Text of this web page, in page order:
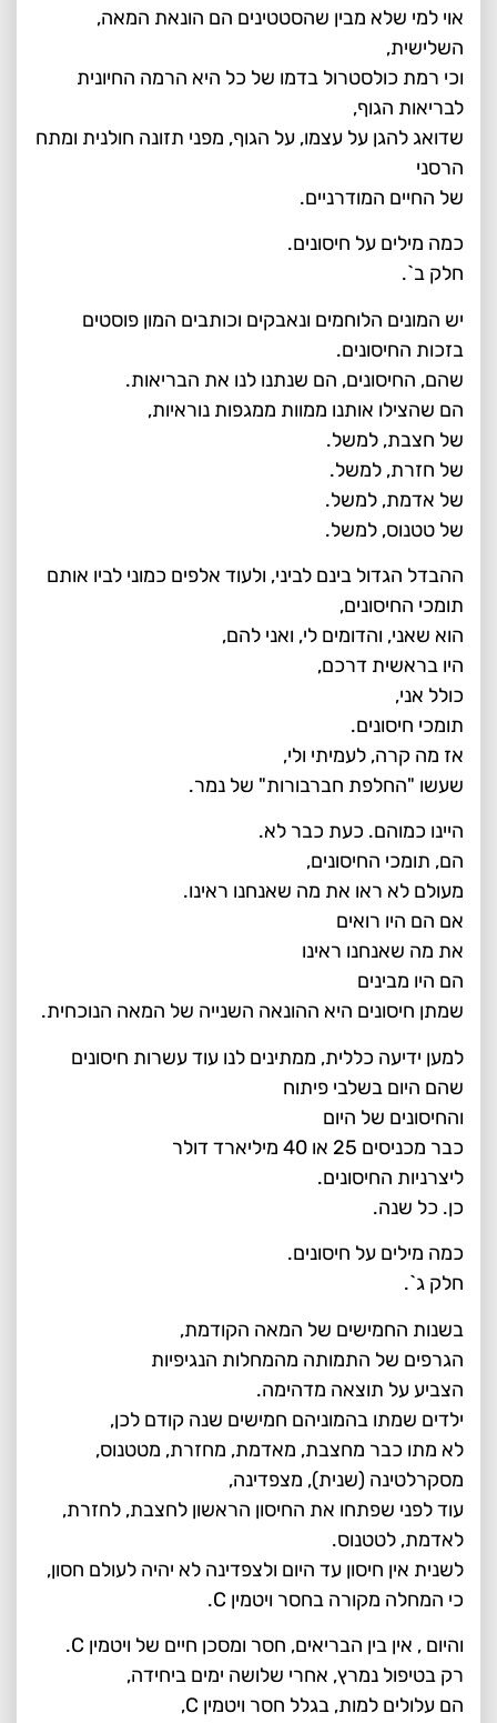
אוי למי שלא מבין שהסטטינים הם הונאת המאה,
השלישית,
וכי רמת כולסטרול בדמו של כל היא הרמה החיונית
לבריאות הגוף,
שדואג להגן על עצמו, על הגוף, מפני תזונה חולנית ומתח
הרסני
של החיים המודרניים.
כמה מילים על חיסונים.
חלק ב`.
יש המונים הלוחמים ונאבקים וכותבים המון פוסטים
בזכות החיסונים.
שהם, החיסונים, הם שנתנו לנו את הבריאות.
הם שהצילו אותנו ממוות ממגפות נוראיות,
של חצבת, למשל.
של חזרת, למשל.
של אדמת, למשל.
של טטנוס, למשל.
ההבדל הגדול בינם לביני, ולעוד אלפים כמוני לביו אותם
תומכי החיסונים,
הוא שאני, והדומים לי, ואני להם,
היו בראשית דרכם,
כולל אני,
תומכי חיסונים.
אז מה קרה, לעמיתי ולי,
שעשו "החלפת חברבורות" של נמר.
היינו כמוהם. כעת כבר לא.
הם, תומכי החיסונים,
מעולם לא ראו את מה שאנחנו ראינו.
אם הם היו רואים
את מה שאנחנו ראינו
הם היו מבינים
שמתן חיסונים היא ההונאה השנייה של המאה הנוכחית.
למען ידיעה כללית, ממתינים לנו עוד עשרות חיסונים
שהם היום בשלבי פיתוח
והחיסונים של היום
כבר מכניסים 25 או 40 מיליארד דולר
ליצרניות החיסונים.
כן. כל שנה.
כמה מילים על חיסונים.
חלק ג`.
בשנות החמישים של המאה הקודמת,
הגרפים של התמותה מהמחלות הנגיפיות
הצביע על תוצאה מדהימה.
ילדים שמתו בהמוניהם חמישים שנה קודם לכן,
לא מתו כבר מחצבת, מאדמת, מחזרת, מטטנוס,
מסקרלטינה (שנית), מצפדינה,
עוד לפני שפתחו את החיסון הראשון לחצבת, לחזרת,
לאדמת, לטטנוס.
לשנית אין חיסון עד היום ולצפדינה לא יהיה לעולם חסון,
כי המחלה מקורה בחסר ויטמין C.
והיום , אין בין הבריאים, חסר ומסכן חיים של ויטמין C.
רק בטיפול נמרץ, אחרי שלושה ימים ביחידה,
הם עלולים למות, בגלל חסר ויטמין C,